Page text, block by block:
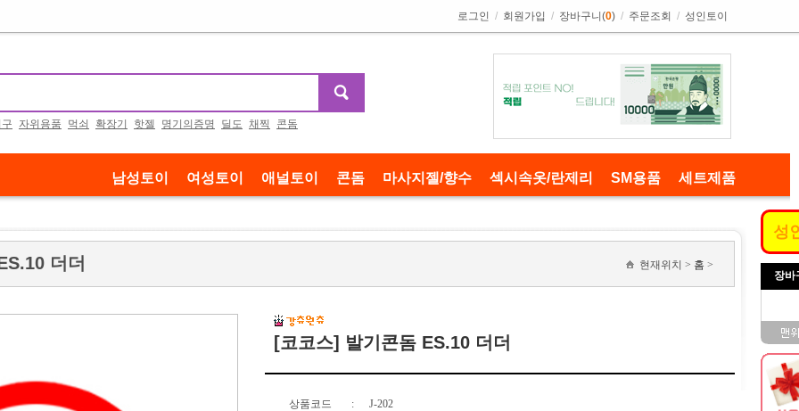
로그인 / 회원가입 / 장바구니(0) / 주문조회 / 성인토이
자위용품 먹쇠 확장기 핫젤 명기의증명 딜도 채찍 콘돔
남성토이 여성토이 애널토이 콘돔 마사지젤/향수 섹시속옷/란제리 SM용품 세트제품
더더 현재위치 > 홈 >
[코코스] 발기콘돔 ES.10 더더
상품코드 : J-202
성
장바